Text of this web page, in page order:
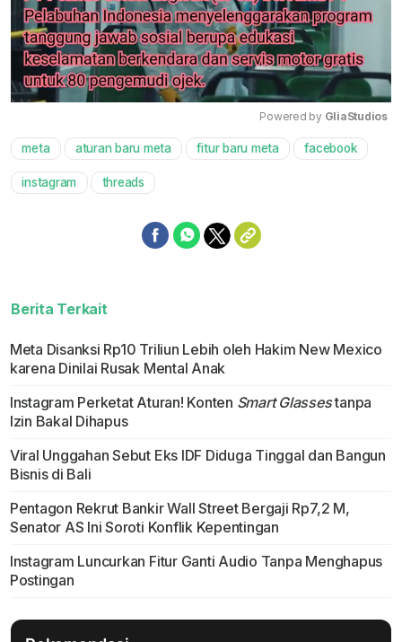
Mute
Powered by GliaStudios
meta aturan baru meta fitur baru meta facebook
instagram threads
Berita Terkait
Meta Disanksi Rp10 Triliun Lebih oleh Hakim New Mexico
karena Dinilai Rusak Mental Anak
Instagram Perketat Aturan! Konten Smart Glassestanpa
Izin Bakal Dihapus
Viral Unggahan Sebut Eks IDF Diduga Tinggal dan Bangun
Bisnis di Bali
Pentagon Rekrut Bankir Wall Street Bergaji Rp7,2 M,
Senator AS Ini Soroti Konflik Kepentingan
Instagram Luncurkan Fitur Ganti Audio Tanpa Menghapus
Postingan